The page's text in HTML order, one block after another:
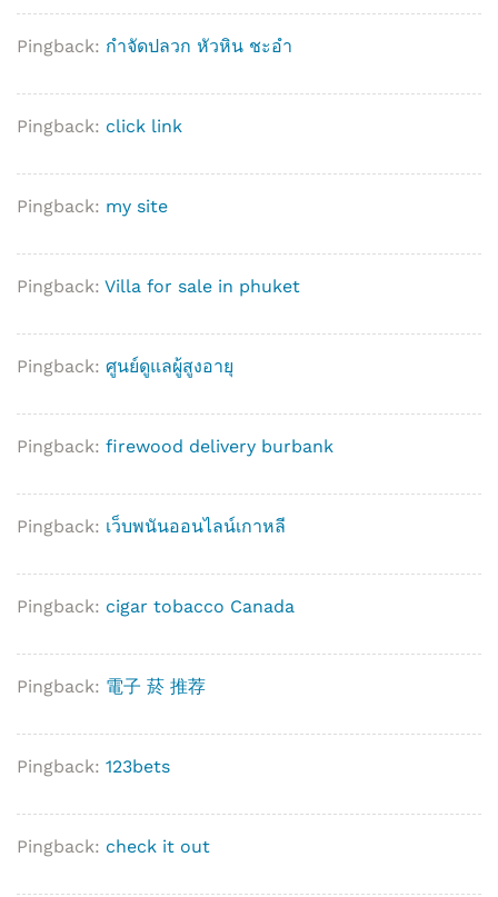
Pingback: กำจัดปลวก หัวหิน ชะอำ
Pingback: click link
Pingback: my site
Pingback: Villa for sale in phuket
Pingback: ศูนย์ดูแลผู้สูงอายุ
Pingback: firewood delivery burbank
Pingback: เว็บพนันออนไลน์เกาหลี
Pingback: cigar tobacco Canada
Pingback: 電子 菸 推荐
Pingback: 123bets
Pingback: check it out